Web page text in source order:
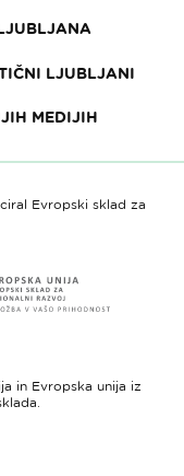
LJUBLJANI
MEDIJIH
Evropski sklad za
do
spletne
-
in Evropska unija iz